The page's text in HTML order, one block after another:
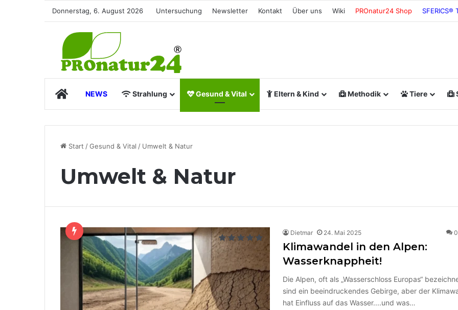
Donnerstag, 6. August 2026 Untersuchung Newsletter Kontakt Über uns Wiki PROnatur24 Shop SFERICS®
NEWS Strahlung Gesund & Vital Eltern & Kind Methodik Tiere
Start /Gesund & Vital / Umwelt & Natur
Umwelt & Natur
Dietmar 24. Mai 2025 0
Klimawandel in den Alpen:
Wasserknappheit!
Die Alpen, oft als „Wasserschloss Europas“
sind ein beeindruckendes Gebirge, aber der
hat Einfluss auf das Wasser....und was…